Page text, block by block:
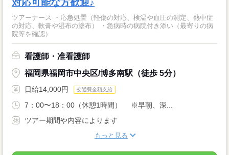
ツアーナース ・応急処置（軽傷の対応、検温や血圧の測定、熱中症
の対応、軟膏や湿布の塗布） ・急病時の病院付き添い（最寄りの病
院等を確認）
看護師・准看護師
福岡県福岡市中央区/博多南駅（徒歩 5分）
日給14,000円 交通費全額支給
7：00〜18：00（休憩1時間） ※早朝、深...
ツアー期間や内容によります
もっと見る